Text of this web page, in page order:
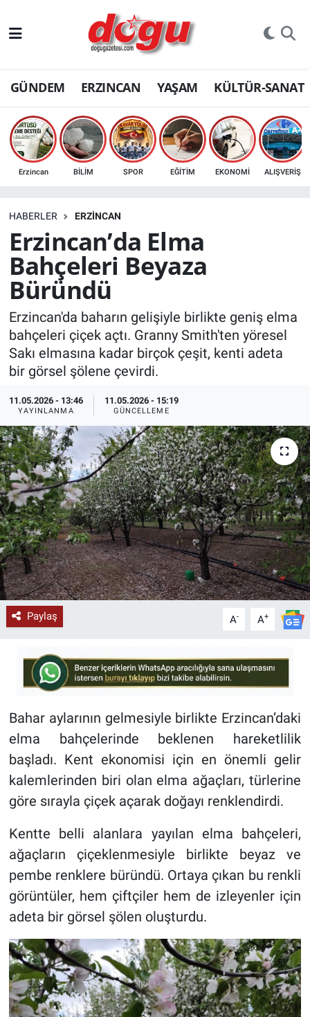
GÜNDEM ERZINCAN YAŞAM KÜLTÜR-SANAT
Erzincan BİLİM SPOR EĞİTİM EKONOMİ ALIŞVERİŞ
HABERLER ERZINCAN
Erzincan’da Elma
Bahçeleri Beyaza
Büründü
Erzincan'da baharın gelişiyle birlikte geniş elma
bahçeleri çiçek açtı. Granny Smith'ten yöresel
Sakı elmasına kadar birçok çeşit, kenti adeta
bir görsel şölene çevirdi.
11.05.2026 - 13:46
YAYINLANMA
11.05.2026 - 15:19
GÜNCELLEME
Paylaş A- A+
Bahar aylarının gelmesiyle birlikte Erzincan’daki
elma bahçelerinde beklenen hareketlilik
başladı. Kent ekonomisi için en önemli gelir
kalemlerinden biri olan elma ağaçları, türlerine
göre sırayla çiçek açarak doğayı renklendirdi.
Kentte belli alanlara yayılan elma bahçeleri,
ağaçların çiçeklenmesiyle birlikte beyaz ve
pembe renklere büründü. Ortaya çıkan bu renkli
görüntüler, hem çiftçiler hem de izleyenler için
adeta bir görsel şölen oluşturdu.
ERZINCAN
GÜNDEM
ERZİNCAN FOTOĞRAFLARI
SAĞLIK
EKONOMİ
Bilim, teknoloji
GENEL
KÜLTÜR-SANAT
Yerel Haber
Politika
SPOR
YAŞAM
RESMİ İLAN